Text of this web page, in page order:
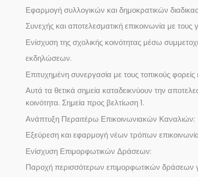
Εφαρμογή συλλογικών και δημοκρατικών
Συνεχής και αποτελεσματική επικοινωνία με τους
Ενίσχυση της σχολικής κοινότητας μέσω
εκδηλώσεων.
Επιτυχημένη συνεργασία με τους τοπικούς
Αυτά τα θετικά σημεία καταδεικνύουν την
κοινότητα. Σημεία προς βελτίωση 1.
Ανάπτυξη Περαιτέρω Επικοινωνιακών Καναλιών:
Εξεύρεση και εφαρμογή νέων τρόπων
Ενίσχυση Επιμορφωτικών Δράσεων:
Παροχή περισσότερων επιμορφωτικών δράσεων